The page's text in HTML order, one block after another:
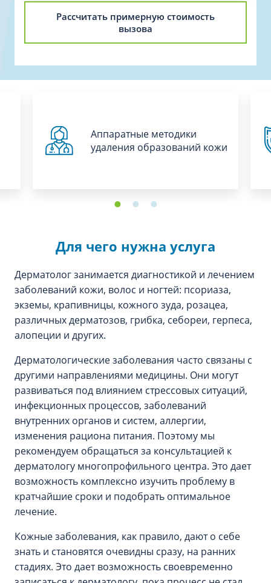
Рассчитать примерную стоимость
вызова
Аппаратные методики
удаления образований кожи
Для чего нужна услуга
Дерматолог занимается диагностикой и лечением
заболеваний кожи, волос и ногтей: псориаза,
экземы, крапивницы, кожного зуда, розацеа,
различных дерматозов, грибка, себореи, герпеса,
алопеции и других.
Дерматологические заболевания часто связаны с
другими направлениями медицины. Они могут
развиваться под влиянием стрессовых ситуаций,
инфекционных процессов, заболеваний
внутренних органов и систем, аллергии,
изменения рациона питания. Поэтому мы
рекомендуем обращаться за консультацией к
дерматологу многопрофильного центра. Это дает
возможность комплексно изучить проблему в
кратчайшие сроки и подобрать оптимальное
лечение.
Кожные заболевания, как правило, дают о себе
знать и становятся очевидны сразу, на ранних
стадиях. Это дает возможность своевременно